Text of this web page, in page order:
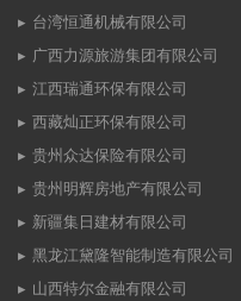
台湾恒通机械有限公司
广西力源旅游集团有限公司
江西瑞通环保有限公司
西藏灿正环保有限公司
贵州众达保险有限公司
贵州明辉房地产有限公司
新疆集日建材有限公司
黑龙江黛隆智能制造有限公司
山西特尔金融有限公司